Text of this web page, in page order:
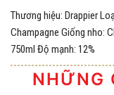
Thương hiệu: Drappier
Champagne Giống nho:
750ml Độ mạnh: 12%
NHỮNG